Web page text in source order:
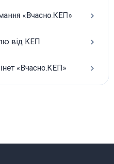
«Вчасно.КЕП»
від КЕП
«Вчасно.КЕП»